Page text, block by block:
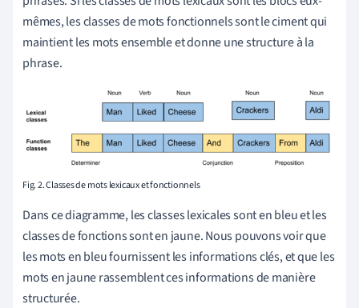
mêmes, les classes de mots fonctionnels sont le ciment qui
maintient les mots ensemble et donne une structure à la
phrase.
Fig. 2. Classes de mots lexicaux et fonctionnels
Dans ce diagramme, les classes lexicales sont en bleu et les
classes de fonctions sont en jaune. Nous pouvons voir que
les mots en bleu fournissent les informations clés, et que les
mots en jaune rassemblent ces informations de manière
structurée.